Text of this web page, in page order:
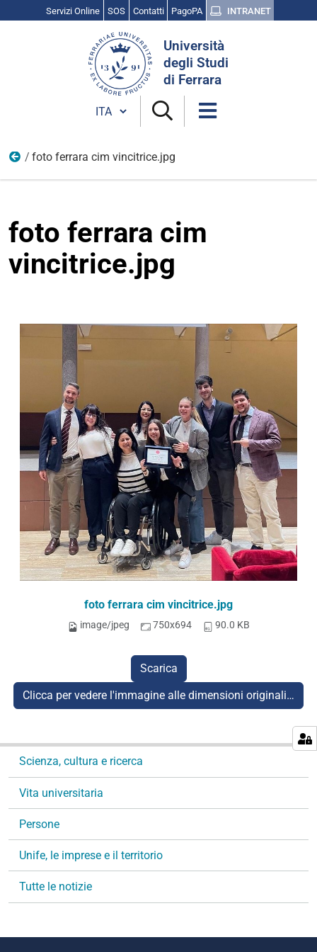
Servizi Online SOS Contatti PagoPA INTRANET
Università
degli Studi
di Ferrara
Cambia lingua
Vita universitaria
foto ferrara cim vincitrice.jpg
foto ferrara cim
vincitrice.jpg
foto ferrara cim vincitrice.jpg
image/jpeg 750x694 90.0 KB
Scarica
Clicca per vedere l'immagine alle dimensioni originali…
a
i
n
Scienza, cultura e ricerca
Vita universitaria
Persone
Unife, le imprese e il territorio
Tutte le notizie